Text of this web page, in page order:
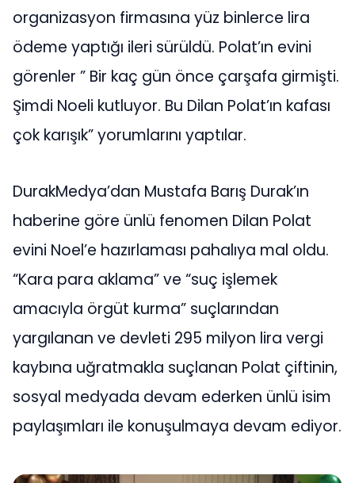
organizasyon firmasına yüz binlerce lira
ödeme yaptığı ileri sürüldü. Polat’ın evini
görenler ” Bir kaç gün önce çarşafa girmişti.
Şimdi Noeli kutluyor. Bu Dilan Polat’ın kafası
çok karışık” yorumlarını yaptılar.
DurakMedya’dan Mustafa Barış Durak’ın
haberine göre ünlü fenomen Dilan Polat
evini Noel’e hazırlaması pahalıya mal oldu.
“Kara para aklama” ve “suç işlemek
amacıyla örgüt kurma” suçlarından
yargılanan ve devleti 295 milyon lira vergi
kaybına uğratmakla suçlanan Polat çiftinin,
sosyal medyada devam ederken ünlü isim
paylaşımları ile konuşulmaya devam ediyor.